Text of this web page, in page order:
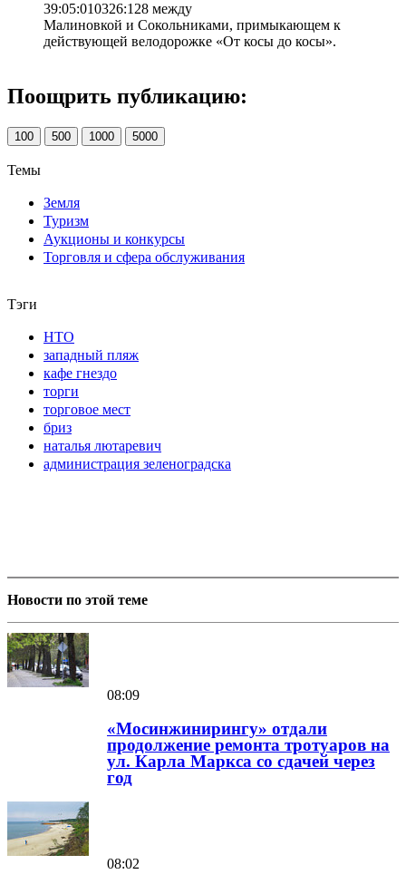
39:05:010326:128 между
Малиновкой и Сокольниками, примыкающем к
действующей велодорожке «От косы до косы».
Поощрить публикацию:
100 500 1000 5000
Темы
Земля
Туризм
Аукционы и конкурсы
Торговля и сфера обслуживания
Тэги
НТО
западный пляж
кафе гнездо
торги
торговое мест
бриз
наталья лютаревич
администрация зеленоградска
Новости по этой теме
08:09
«Мосинжинирингу» отдали
продолжение ремонта тротуаров на
ул. Карла Маркса со сдачей через
год
08:02